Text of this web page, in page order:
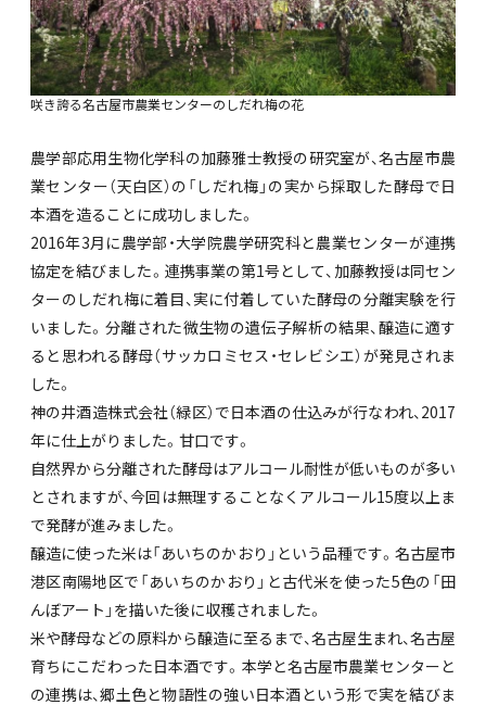
咲き誇る名古屋市農業センターのしだれ梅の花
農学部応用生物化学科の加藤雅士教授の研究室が、名古屋市農
業センター（天白区）の「しだれ梅」の実から採取した酵母で日
本酒を造ることに成功しました。
2016年3月に農学部・大学院農学研究科と農業センターが連携
協定を結びました。連携事業の第1号として、加藤教授は同セン
ターのしだれ梅に着目、実に付着していた酵母の分離実験を行
いました。分離された微生物の遺伝子解析の結果、醸造に適す
ると思われる酵母（サッカロミセス・セレビシエ）が発見されま
した。
神の井酒造株式会社（緑区）で日本酒の仕込みが行なわれ、2017
年に仕上がりました。甘口です。
自然界から分離された酵母はアルコール耐性が低いものが多い
とされますが、今回は無理することなくアルコール15度以上ま
で発酵が進みました。
醸造に使った米は「あいちのかおり」という品種です。名古屋市
港区南陽地区で「あいちのかおり」と古代米を使った5色の「田
んぼアート」を描いた後に収穫されました。
米や酵母などの原料から醸造に至るまで、名古屋生まれ、名古屋
育ちにこだわった日本酒です。本学と名古屋市農業センターと
の連携は、郷土色と物語性の強い日本酒という形で実を結びま